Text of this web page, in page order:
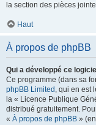
la section des pièces
Haut
À propos de phpBB
Qui a développé ce
Ce programme (dans sa
phpBB Limited , qui en est
la « Licence Publique
distribué gratuitement.
« À propos de phpBB »